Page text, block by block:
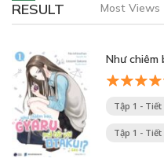
RESULT
Most Views
Như chiêm
Tập 1 - Tiết
Tập 1 - Tiết